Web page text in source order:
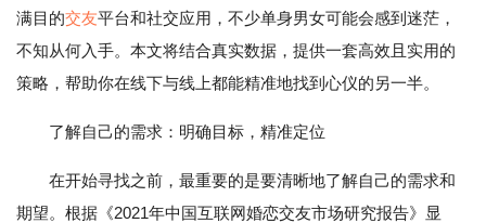
满目的交友平台和社交应用，不少单身男女可能会感到迷茫，
不知从何入手。本文将结合真实数据，提供一套高效且实用的
策略，帮助你在线下与线上都能精准地找到心仪的另一半。
了解自己的需求：明确目标，精准定位
在开始寻找之前，最重要的是要清晰地了解自己的需求和
期望。根据《2021年中国互联网婚恋交友市场研究报告》显